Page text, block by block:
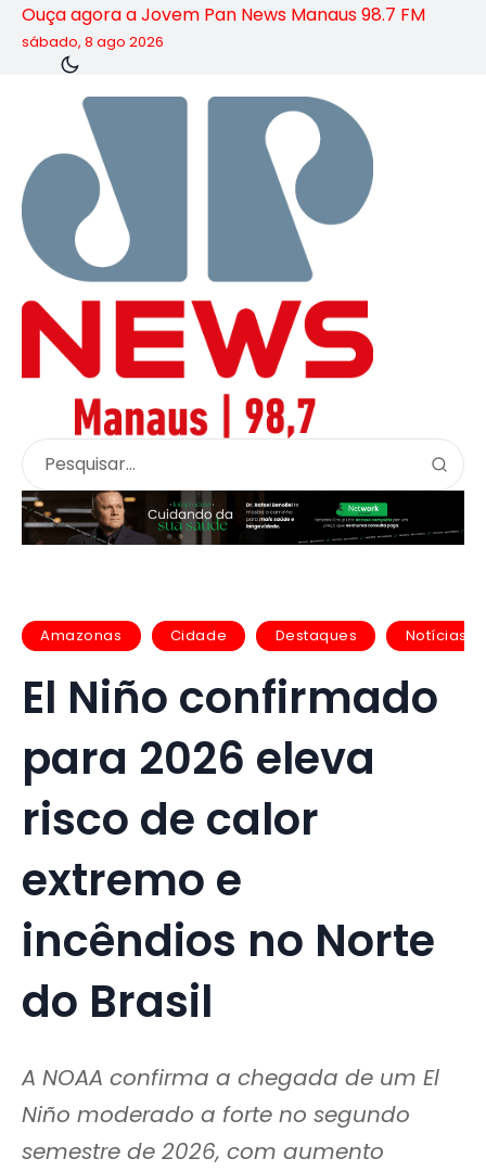
Ouça agora a Jovem Pan News Manaus 98.7 FM
sábado, 8 ago 2026
Amazonas Cidade Destaques Notícias
El Niño confirmado
para 2026 eleva
risco de calor
extremo e
incêndios no Norte
do Brasil
A NOAA confirma a chegada de um El
Niño moderado a forte no segundo
semestre de 2026, com aumento